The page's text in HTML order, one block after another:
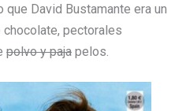
David Bustamante era un
pectorales
polvo y paja pelos.